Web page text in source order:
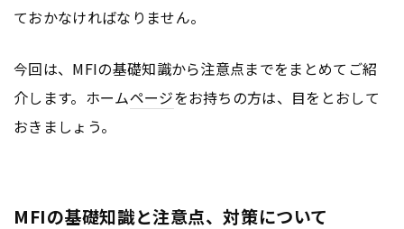
ておかなければなりません。
今回は、MFIの基礎知識から注意点までをまとめてご紹
介します。ホームページをお持ちの方は、目をとおして
おきましょう。
MFIの基礎知識と注意点、対策について